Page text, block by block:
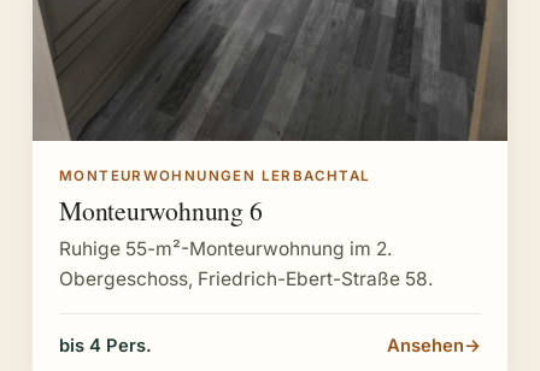
MONTEURWOHNUNGEN LERBACHTAL
Monteurwohnung 6
Ruhige 55-m²-Monteurwohnung im 2.
Obergeschoss, Friedrich-Ebert-Straße 58.
bis 4 Pers. Ansehen→